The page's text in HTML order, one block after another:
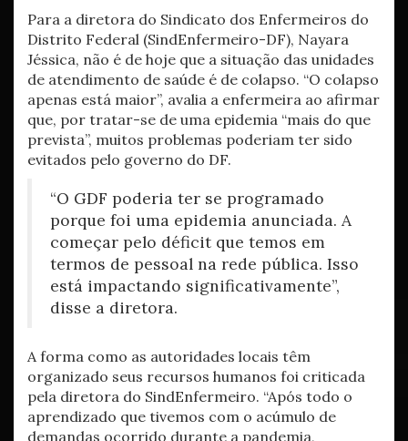
Para a diretora do Sindicato dos Enfermeiros do
Distrito Federal (SindEnfermeiro-DF), Nayara
Jéssica, não é de hoje que a situação das unidades
de atendimento de saúde é de colapso. “O colapso
apenas está maior”, avalia a enfermeira ao afirmar
que, por tratar-se de uma epidemia “mais do que
prevista”, muitos problemas poderiam ter sido
evitados pelo governo do DF.
“O GDF poderia ter se programado
porque foi uma epidemia anunciada. A
começar pelo déficit que temos em
termos de pessoal na rede pública. Isso
está impactando significativamente”,
disse a diretora.
A forma como as autoridades locais têm
organizado seus recursos humanos foi criticada
pela diretora do SindEnfermeiro. “Após todo o
aprendizado que tivemos com o acúmulo de
demandas ocorrido durante a pandemia,